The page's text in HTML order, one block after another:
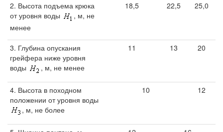
2. Высота подъема крюка
от уровня воды
, м, не
менее
18,5 22,5 25,0
3. Глубина опускания
грейфера ниже уровня
воды
, м, не менее
11 13 20
4. Высота в походном
положении от уровня воды
, м, не более
10 12